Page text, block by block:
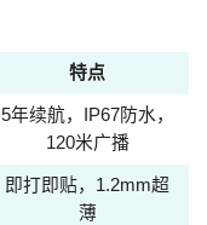
特点
5年续航，IP67防水，
120米广播
即打即贴，1.2mm超
薄